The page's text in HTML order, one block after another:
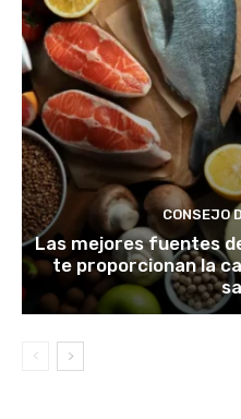
CONSEJO
Las mejores fuentes
te proporcionan la